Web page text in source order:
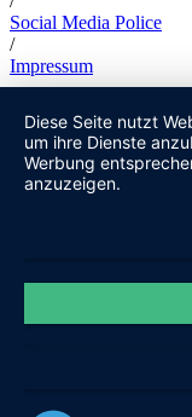
Social Media Police
/
Impressum
Diese Seite nutzt
um ihre Dienste
Werbung
anzuzeigen.